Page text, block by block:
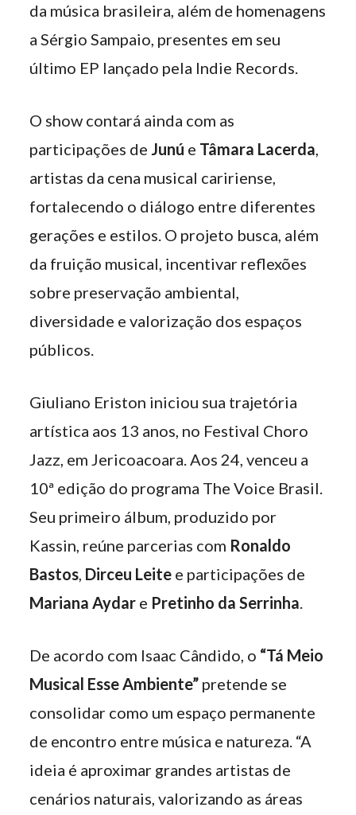
da música brasileira, além de homenagens
a Sérgio Sampaio, presentes em seu
último EP lançado pela Indie Records.
O show contará ainda com as
participações de Junú e Tâmara Lacerda,
artistas da cena musical caririense,
fortalecendo o diálogo entre diferentes
gerações e estilos. O projeto busca, além
da fruição musical, incentivar reflexões
sobre preservação ambiental,
diversidade e valorização dos espaços
públicos.
Giuliano Eriston iniciou sua trajetória
artística aos 13 anos, no Festival Choro
Jazz, em Jericoacoara. Aos 24, venceu a
10ª edição do programa The Voice Brasil.
Seu primeiro álbum, produzido por
Kassin, reúne parcerias com Ronaldo
Bastos, Dirceu Leite e participações de
Mariana Aydar e Pretinho da Serrinha.
De acordo com Isaac Cândido, o “Tá Meio
Musical Esse Ambiente” pretende se
consolidar como um espaço permanente
de encontro entre música e natureza. “A
ideia é aproximar grandes artistas de
cenários naturais, valorizando as áreas